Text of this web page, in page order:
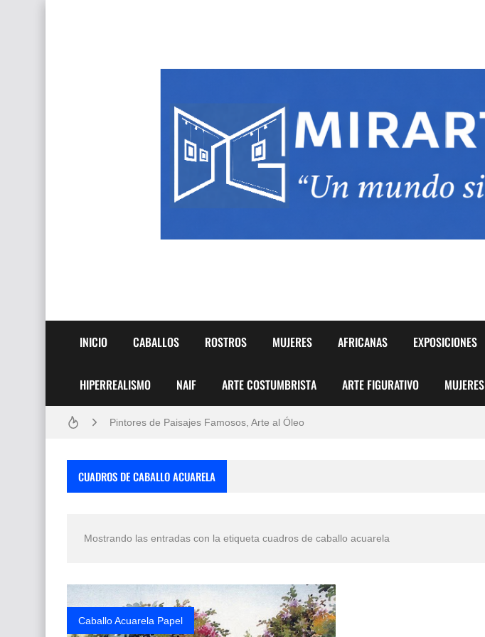
INICIO CABALLOS ROSTROS MUJERES AFRICANAS EXPOSICIONES
HIPERREALISMO NAIF ARTE COSTUMBRISTA ARTE FIGURATIVO MUJERES
Frutas y Flores Para Colorear Imágenes
Pintores de Paisajes Famosos, Arte al Óleo
Rostros Bellos, La Perfección del Dibujo A Lápiz, Biryulina Vita
Fotos Artísticas de las Actrices de Hollywood Más Bellas del Mundo
CUADROS DE CABALLO ACUARELA
Mostrando las entradas con la etiqueta cuadros de caballo acuarela
Caballo Acuarela Papel